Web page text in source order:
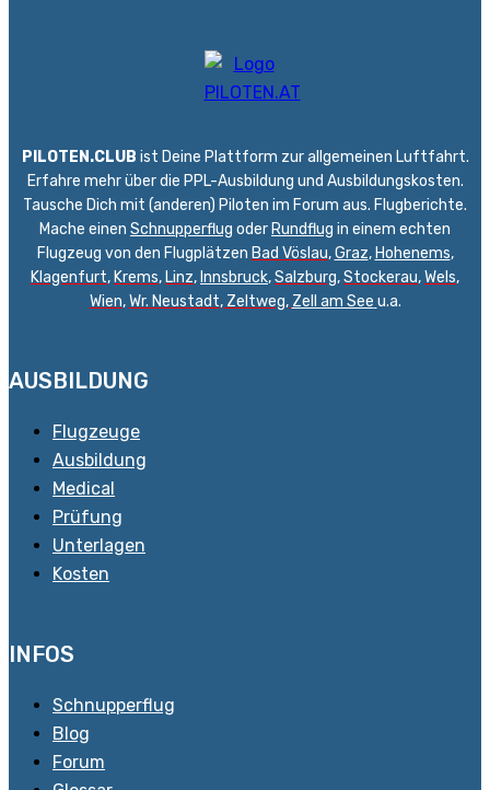
PILOTEN.CLUB ist Deine Plattform zur allgemeinen Luftfahrt.
Erfahre mehr über die PPL-Ausbildung und Ausbildungskosten.
Tausche Dich mit (anderen) Piloten im Forum aus. Flugberichte.
Mache einen Schnupperflug oder Rundflug in einem echten
Flugzeug von den Flugplätzen Bad Vöslau,Graz, Hohenems,
Klagenfurt, Krems, Linz, Innsbruck,Salzburg,Stockerau,Wels,
Wien,Wr. Neustadt, Zeltweg, Zell am See u.a.
AUSBILDUNG
Flugzeuge
Ausbildung
Medical
Prüfung
Unterlagen
Kosten
INFOS
Schnupperflug
Blog
Forum